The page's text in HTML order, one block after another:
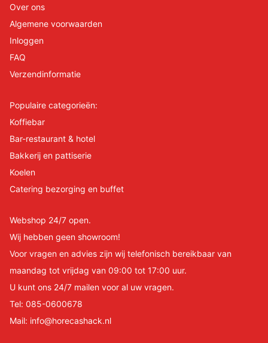
Over ons
Algemene voorwaarden
Inloggen
FAQ
Verzendinformatie
Populaire categorieën:
Koffiebar
Bar-restaurant & hotel
Bakkerij en pattiserie
Koelen
Catering bezorging en buffet
Webshop 24/7 open.
Wij hebben geen showroom!
Voor vragen en advies zijn wij telefonisch bereikbaar van
maandag tot vrijdag van 09:00 tot 17:00 uur.
U kunt ons 24/7 mailen voor al uw vragen.
Tel: 085-0600678
Mail: info@horecashack.nl